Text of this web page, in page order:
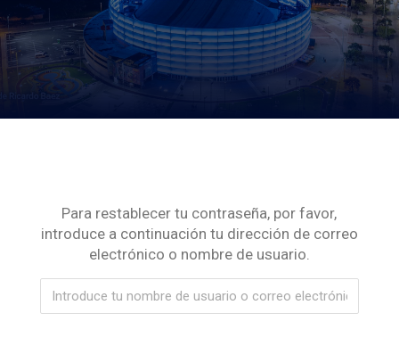
Para restablecer tu contraseña, por favor,
introduce a continuación tu dirección de correo
electrónico o nombre de usuario.